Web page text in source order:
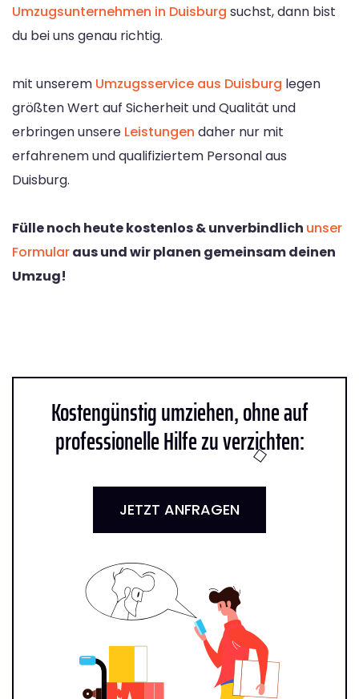
Umzugsunternehmen in Duisburg suchst, dann bist
du bei uns genau richtig.
mit unserem Umzugsservice aus Duisburg legen
größten Wert auf Sicherheit und Qualität und
erbringen unsere Leistungen daher nur mit
erfahrenem und qualifiziertem Personal aus
Duisburg.
Fülle noch heute kostenlos & unverbindlich unser
Formularaus und wir planen gemeinsam deinen
Umzug!
Kostengünstig umziehen, ohne auf
professionelle Hilfe zu verzichten:
JETZT ANFRAGEN